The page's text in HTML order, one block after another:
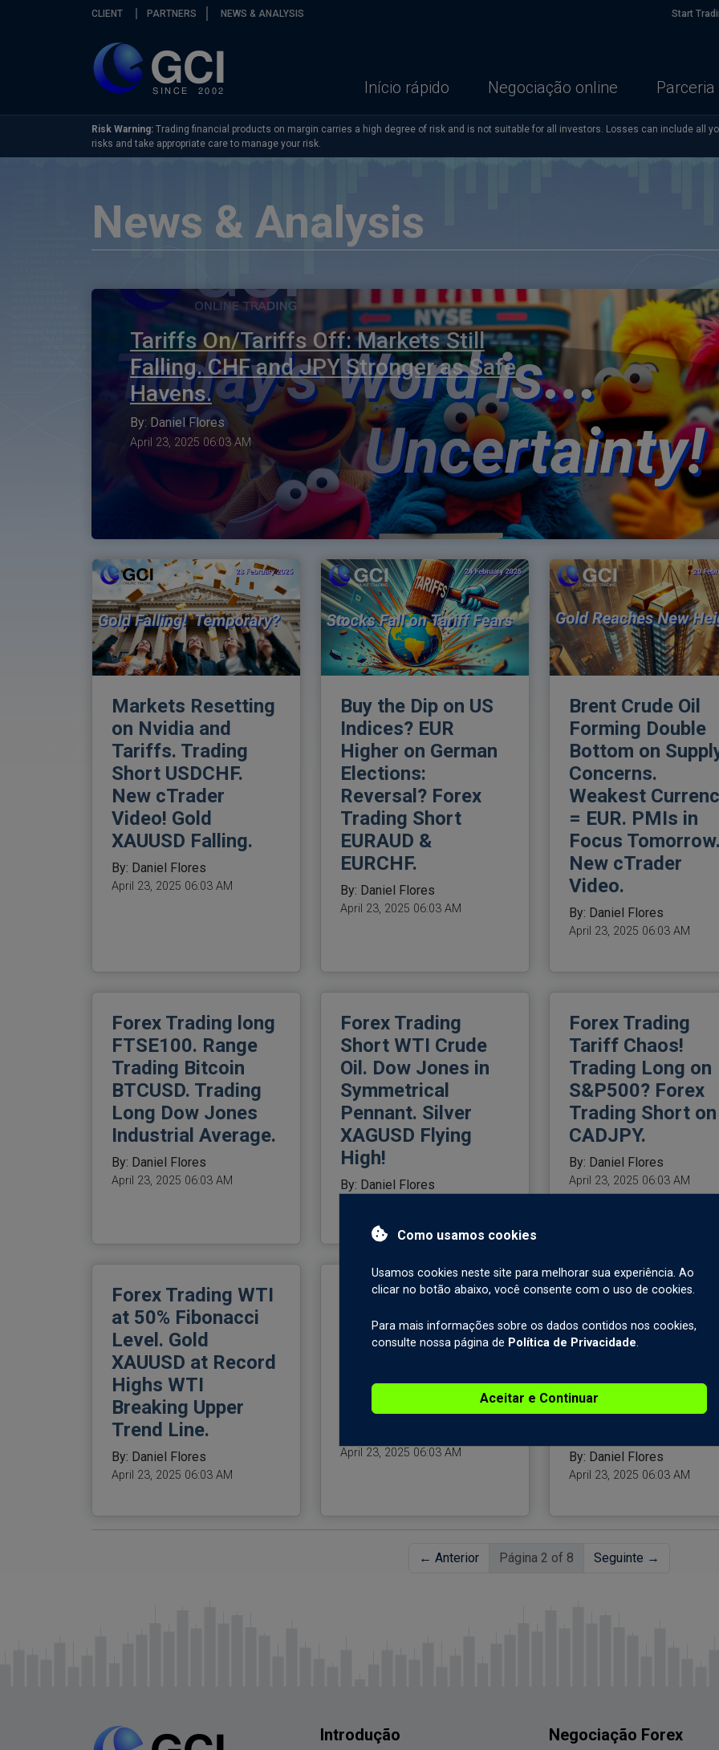
CLIENT PARTNERS NEWS & ANALYSIS Start
Início rápido Negociação online Parceria
Risk Warning: Trading financial products on margin carries a high degree of risk and is not suitable for all investors. Losses can include all
risks and take appropriate care to manage your risk.
News & Analysis
Tariffs On/Tariffs Off: Markets Still
Falling. CHF and JPY Stronger as Safe
Havens.
By: Daniel Flores
April 23, 2025 06:03 AM
Markets Resetting
on Nvidia and
Tariffs. Trading
Short USDCHF.
New cTrader
Video! Gold
XAUUSD Falling.
By: Daniel Flores
April 23, 2025 06:03 AM
Buy the Dip on US
Indices? EUR
Higher on German
Elections:
Reversal? Forex
Trading Short
EURAUD &
EURCHF.
By: Daniel Flores
April 23, 2025 06:03 AM
Brent Crude Oil
Forming Double
Bottom on
Concerns.
Weakest
= EUR. PMIs in
Focus Tomorrow.
New cTrader
Video.
By: Daniel Flores
April 23, 2025 06:03 AM
Forex Trading long
FTSE100. Range
Trading Bitcoin
BTCUSD. Trading
Long Dow Jones
Industrial Average.
By: Daniel Flores
April 23, 2025 06:03 AM
Forex Trading
Short WTI Crude
Oil. Dow Jones in
Symmetrical
Pennant. Silver
XAGUSD Flying
High!
By: Daniel Flores
Forex Trading
Tariff Chaos!
Trading Long on
S&P500? Forex
Trading Short on
CADJPY.
By: Daniel Flores
April 23, 2025 06:03 AM
Forex Trading WTI
at 50% Fibonacci
Level. Gold
XAUUSD at Record
Highs WTI
Breaking Upper
Trend Line.
By: Daniel Flores
April 23, 2025 06:03 AM
Forex Trading
Short Silver
XAGUSD. Bank of
Crude Oil at
Support.
April 23, 2025 06:03 AM
Markets Focus on
Gaza, Davos and
the Inauguration
Trading USDJPY
on BoJ Interest
By: Daniel Flores
April 23, 2025 06:03 AM
← Anterior Página 2 of 8 Seguinte →
Como usamos cookies
Usamos cookies neste site para melhorar sua experiência. Ao
clicar no botão abaixo, você consente com o uso de cookies.
Para mais informações sobre os dados contidos nos cookies,
consulte nossa página de Política de Privacidade.
Aceitar e Continuar
Introdução Negociação Forex